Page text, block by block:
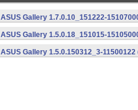
ASUS Gallery 1.7.0.10_151222-
ASUS Gallery 1.5.0.18_151015-
ASUS Gallery 1.5.0.150312_3-